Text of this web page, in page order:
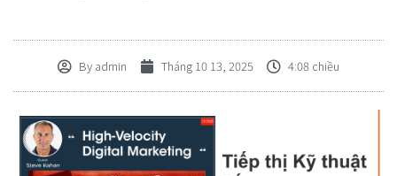
By admin Tháng 10 13, 2025 4:08 chiều